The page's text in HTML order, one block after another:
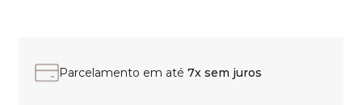
Parcelamento em até 7x sem juros